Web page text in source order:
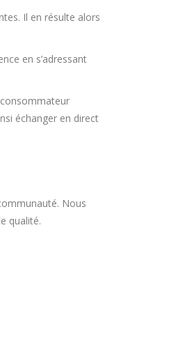
Il en résulte alors
en s’adressant
échanger en direct
Nous
qualité.